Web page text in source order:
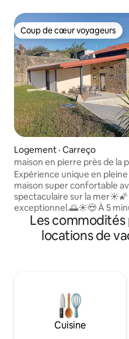
Coup de cœur voyageurs
Coup de cœur voyageurs
Logement · Carreço
maison en pierre près de la
Expérience unique en
maison super confortable
spectaculaire sur la mer☀️🌠
exceptionnel.🌅☀️😍 À 5
de la plage 👣 🏖️ 🚤 près de
🏔️, de la plage 🏖️, du phare,
privilégiée ✨ ✨🌄☀️
La maison est dotée d'un
ondes, d'une cuisinière, d'un
réfrigérateur, d'un lave-
d'une laveuse – elle est
Les
locations de
Cuisine